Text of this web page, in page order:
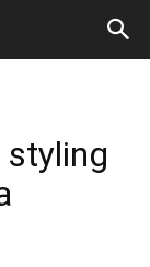
styling